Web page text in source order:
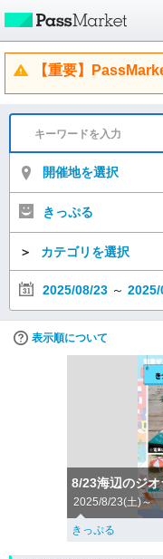
【重要】
開催地を選択
きっぷる
＞ カテゴリを選択
2025/08/23 ～
表示順について
8/23海辺のジ
2025/8/23(土)～
きっぷる